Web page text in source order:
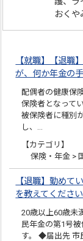
おくや
【就職】【退職
が、何か年金の
配偶者の健康保
保険者となって
被保険者に種別
し、…
【カテゴリ】
保険・年金 >
【退職】勤めて
を教えてください
20歳以上60歳未
民年金の第1号
す。 ◆届出先